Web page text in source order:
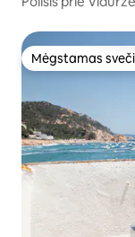
Mėgstamas
Mėgstamas